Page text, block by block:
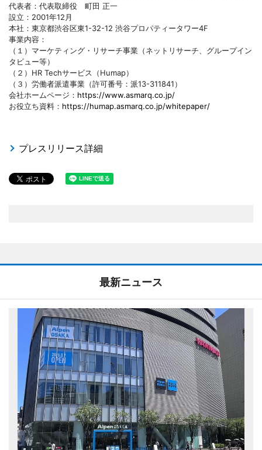
代表者：代表取締役 町田 正一
設立：2001年12月
本社：東京都渋谷区東1-32-12 渋谷プロパティータワー4F
事業内容：
（１）マーケティング・リサーチ事業（ネットリサーチ、グループイン
タビュー等）
（２）HR Techサービス（Humap）
（３）労働者派遣事業（許可番号：派13-311841）
会社ホームページ： https://www.asmarq.co.jp/
お役立ち資料： https://humap.asmarq.co.jp/whitepaper/
プレスリリース詳細
最新ニュース